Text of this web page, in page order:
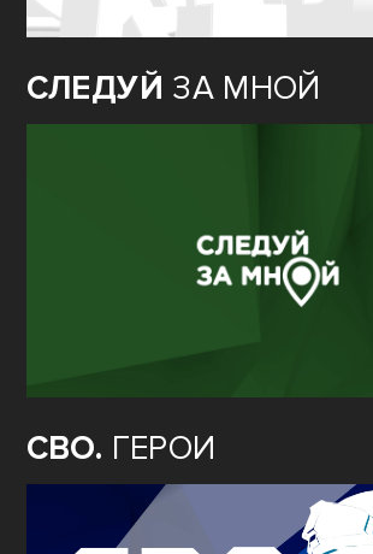
СЛЕДУЙ ЗА МНОЙ
СВО. ГЕРОИ